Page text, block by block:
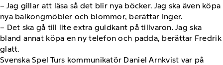
– Jag gillar att läsa så det blir nya böcker. Jag ska även köpa
nya balkongmöbler och blommor, berättar Inger.
– Det ska gå till lite extra guldkant på tillvaron. Jag ska
bland annat köpa en ny telefon och padda, berättar Fredrik
glatt.
Svenska Spel Turs kommunikatör Daniel Arnkvist var på